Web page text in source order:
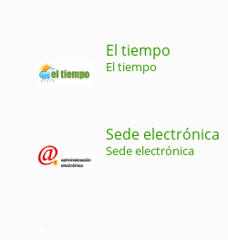
El tiempo
El tiempo
Sede electrónica
Sede electrónica